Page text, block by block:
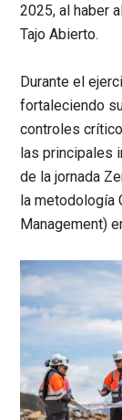
2025, al haber
Tajo Abierto.
Durante el
fortaleciendo
controles
las principales
de la jornada
la metodología
Management)